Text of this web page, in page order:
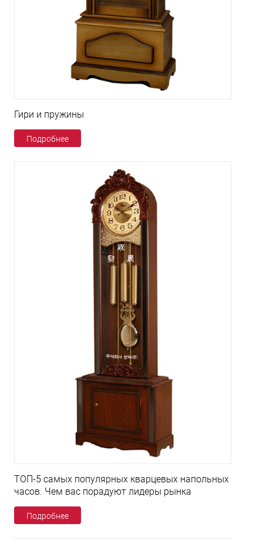
Гири и пружины
Подробнее
ТОП-5 самых популярных кварцевых напольных
часов. Чем вас порадуют лидеры рынка
Подробнее